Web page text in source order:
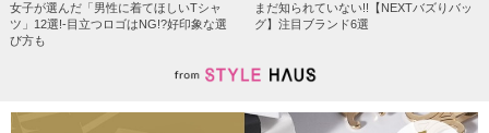
女子が選んだ「男性に着てほしいTシャ
ツ」12選!-目立つロゴはNG!?好印象な選
び方も
まだ知られていない!!【NEXTバズりバッ
グ】注目ブランド6選